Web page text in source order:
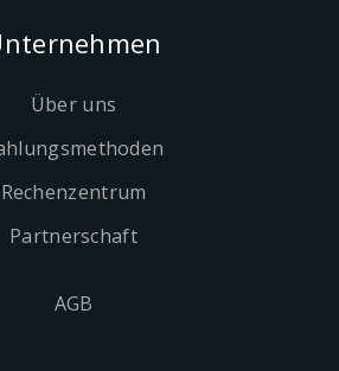
Über uns
Rechenzentrum
Partnerschaft
AGB